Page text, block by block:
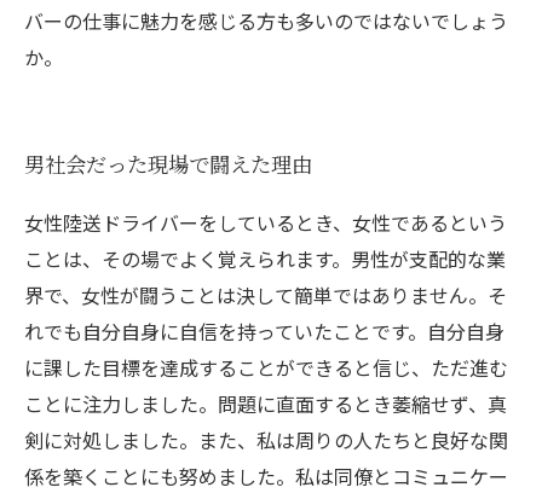
バーの仕事に魅力を感じる方も多いのではないでしょう
か。
男社会だった現場で闘えた理由
女性陸送ドライバーをしているとき、女性であるという
ことは、その場でよく覚えられます。男性が支配的な業
界で、女性が闘うことは決して簡単ではありません。そ
れでも自分自身に自信を持っていたことです。自分自身
に課した目標を達成することができると信じ、ただ進む
ことに注力しました。問題に直面するとき萎縮せず、真
剣に対処しました。また、私は周りの人たちと良好な関
係を築くことにも努めました。私は同僚とコミュニケー